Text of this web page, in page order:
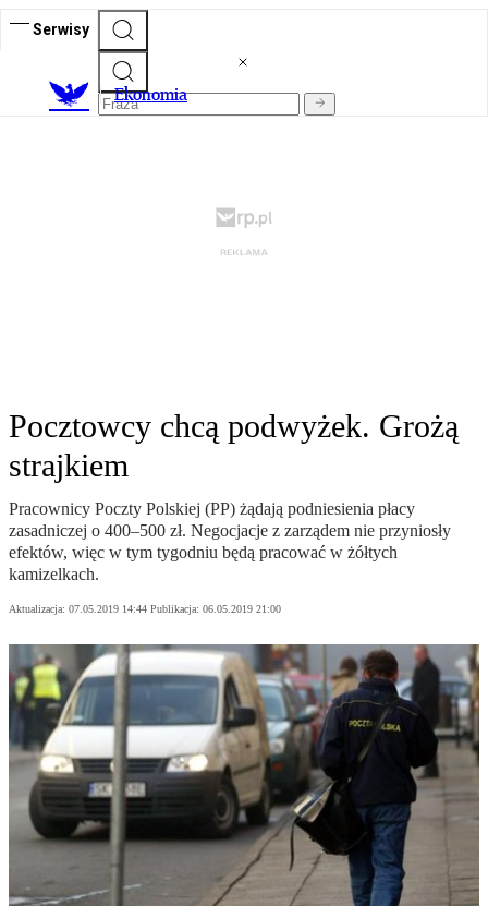
Serwisy
Ekonomia
Pocztowcy chcą podwyżek. Grożą
strajkiem
Pracownicy Poczty Polskiej (PP) żądają podniesienia płacy
zasadniczej o 400–500 zł. Negocjacje z zarządem nie przyniosły
efektów, więc w tym tygodniu będą pracować w żółtych
kamizelkach.
Aktualizacja: 07.05.2019 14:44 Publikacja: 06.05.2019 21:00